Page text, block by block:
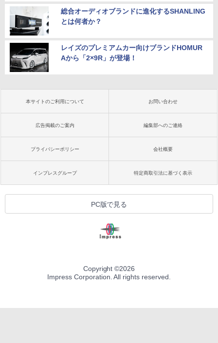
総合オーディオブランドに進化するSHANLING
とは何者か？
レイズのプレミアムカー向けブランドHOMUR
Aから「2×9R」が登場！
本サイトのご利用について お問い合わせ
広告掲載のご案内 編集部へのご連絡
プライバシーポリシー 会社概要
インプレスグループ 特定商取引法に基づく表示
PC版で見る
Copyright ©2026
Impress Corporation. All rights reserved.